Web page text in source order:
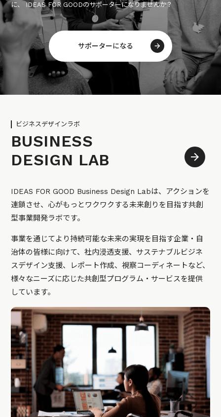
に、 IDEAS FOR GOODのサポーターになりませんか？
サポーターになる
ビジネスデザインラボ
BUSINESS
DESIGN LAB
IDEAS FOR GOOD Business Design Labは、アクションを
連鎖させ、心がもっとワクワクする未来創りを目指す共創
型事業開発ラボです。
事業を通じてより持続可能な未来の実現を目指す企業・自
治体の皆様に向けて、社内浸透支援、サステナブルビジネ
スデザイン支援、レポート作成、視察コーディネートなど、
様々なニーズに応じた共創型プログラム・サービスを提供
しています。